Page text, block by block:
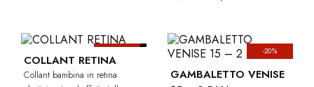
-20% BAMBINA
COLLANT RETINA
Collant bambina in retina
-20%
GAMBALETTO VENISE